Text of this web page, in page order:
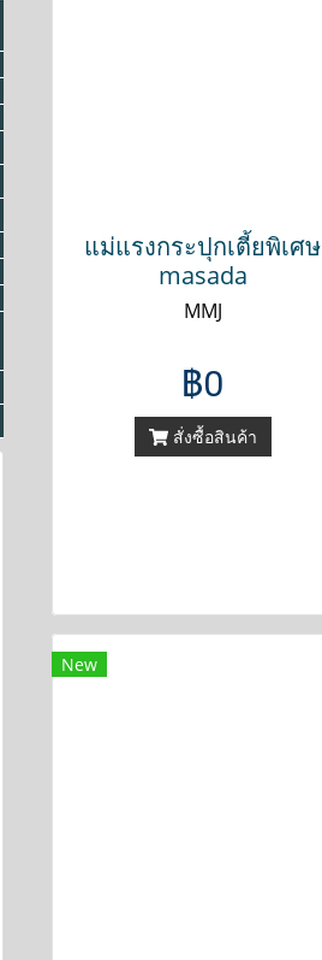
แม่แรงกระปุกเตี้ยพิเศษ
masada
MMJ
฿0
สั่งซื้อสินค้า
New